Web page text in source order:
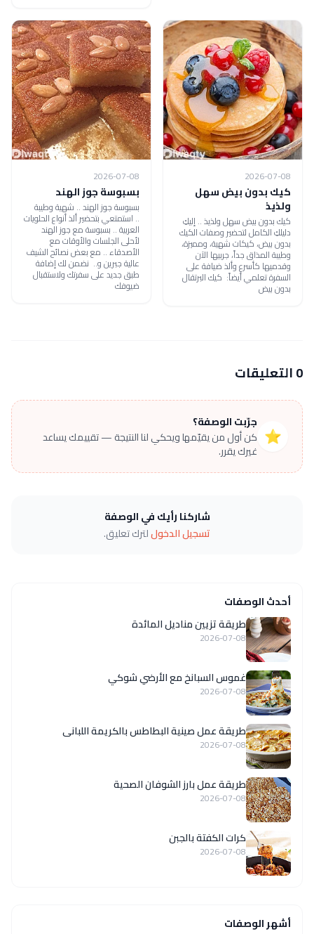
2026-07-08
كيك بدون بيض سهل
ولذيذ
كيك بدون بيض سهل ولذيذ .. إليكِ
دليلكِ الكامل لتحضير وصفات الكيك
بدون بيض، كيكات شهية، ومميزة،
وطيبة المذاق جداً، جربيها الآن
وقدميها كأسرع وألذ ضيافة على
السفرة تعلمي أيضاً: كيك البرتقال
بدون بيض
2026-07-08
بسبوسة جوز الهند
بسبوسة جوز الهند .. شهية وطيبة
.. استمتعي بتحضير ألذ أنواع الحلويات
العربية .. بسبوسة مع جوز الهند
لأحلى الجلسات والأوقات مع
الأصدقاء .. مع بعض نصائح الشيف
عالية جبرين و.. نضمن لك إضافة
طبق جديد على سفرتك ولاستقبال
ضيوفك
0 التعليقات
⭐
جرّبت الوصفة؟
كن أول من يقيّمها ويحكي لنا النتيجة — تقييمك يساعد
غيرك يقرر.
شاركنا رأيك في الوصفة
تسجيل الدخوللترك تعليق.
أحدث الوصفات
طريقة تزيين مناديل المائدة
2026-07-08
غموس السبانخ مع الأرضي شوكي
2026-07-08
طريقة عمل صينية البطاطس بالكريمة اللبانى
2026-07-08
طريقة عمل بارز الشوفان الصحية
2026-07-08
كرات الكفتة بالجبن
2026-07-08
أشهر الوصفات